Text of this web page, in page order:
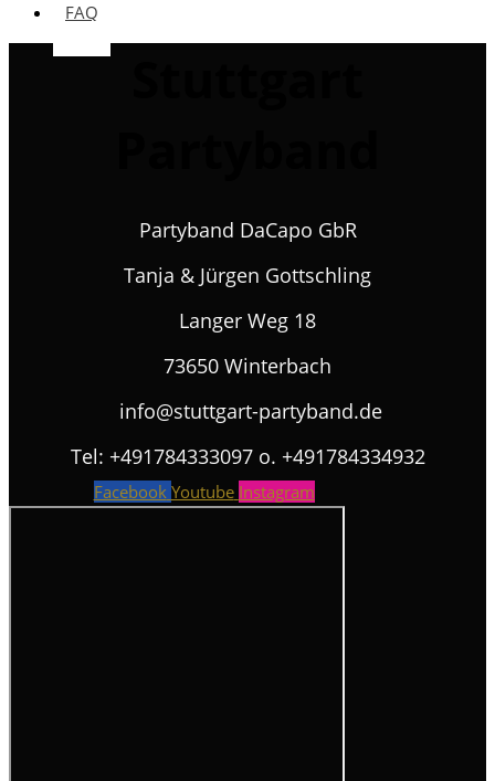
FAQ
Partyband DaCapo GbR
Tanja & Jürgen Gottschling
Langer Weg 18
73650 Winterbach
info@stuttgart-partyband.de
Tel: +491784333097 o. +491784334932
Facebook Youtube Instagram